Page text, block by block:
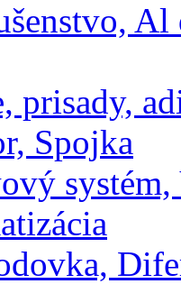
Al
prisady,
Spojka